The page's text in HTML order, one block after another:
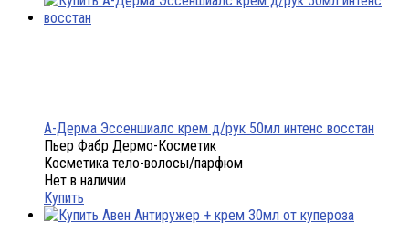
А-Дерма Эссеншиалс крем д/рук 50мл интенс восстан
Пьер Фабр Дермо-Косметик
Косметика тело-волосы/парфюм
Нет в наличии
Купить